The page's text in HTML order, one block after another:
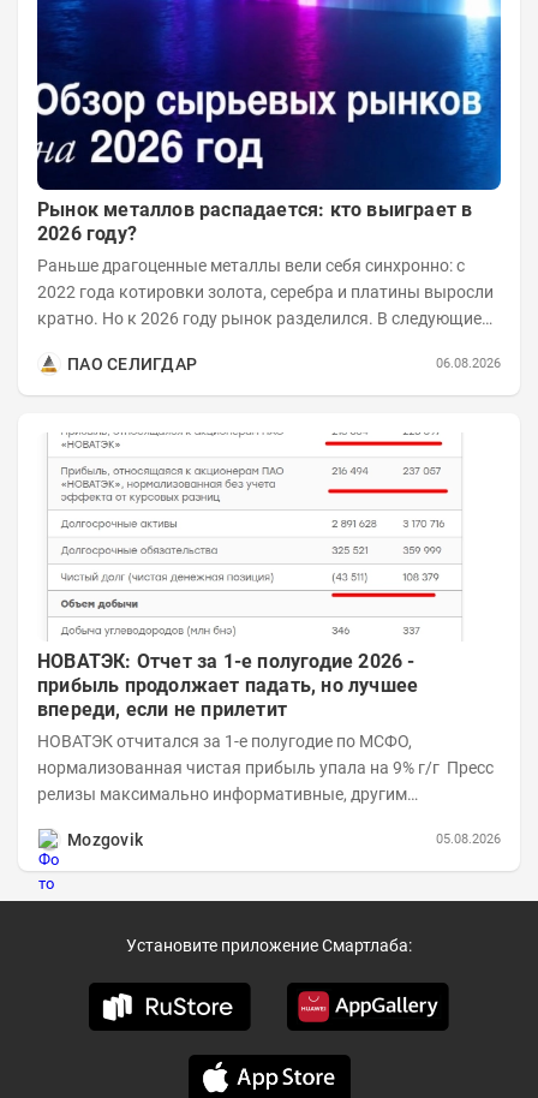
Рынок металлов распадается: кто выиграет в
2026 году?
Раньше драгоценные металлы вели себя синхронно: с
2022 года котировки золота, серебра и платины выросли
кратно. Но к 2026 году рынок разделился. В следующие
ПАО СЕЛИГДАР
06.08.2026
НОВАТЭК: Отчет за 1-е полугодие 2026 -
прибыль продолжает падать, но лучшее
впереди, если не прилетит
НОВАТЭК отчитался за 1-е полугодие по МСФО,
нормализованная чистая прибыль упала на 9% г/г Пресс
релизы максимально информативные, другим
Mozgovik
05.08.2026
Установите приложение Смартлаба: